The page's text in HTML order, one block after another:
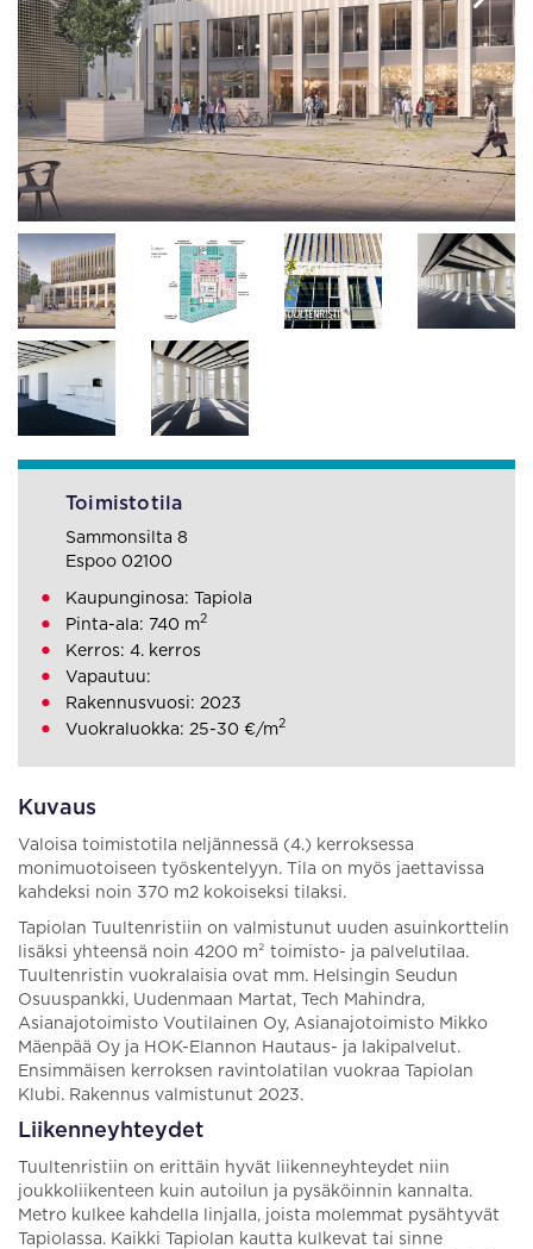
Kuvaus
Valoisa toimistotila neljännessä (4.) kerroksessa
monimuotoiseen työskentelyyn. Tila on myös jaettavissa
kahdeksi noin 370 m2 kokoiseksi tilaksi.
Tapiolan Tuultenristiin on valmistunut uuden asuinkorttelin
lisäksi yhteensä noin 4200 m² toimisto- ja palvelutilaa.
Tuultenristin vuokralaisia ovat mm. Helsingin Seudun
Osuuspankki, Uudenmaan Martat, Tech Mahindra,
Asianajotoimisto Voutilainen Oy, Asianajotoimisto Mikko
Mäenpää Oy ja HOK-Elannon Hautaus- ja lakipalvelut.
Ensimmäisen kerroksen ravintolatilan vuokraa Tapiolan
Klubi. Rakennus valmistunut 2023.
Liikenneyhteydet
Tuultenristiin on erittäin hyvät liikenneyhteydet niin
joukkoliikenteen kuin autoilun ja pysäköinnin kannalta.
Metro kulkee kahdella linjalla, joista molemmat pysähtyvät
Tapiolassa. Kaikki Tapiolan kautta kulkevat tai sinne
Toimistotila
Sammonsilta 8
Espoo 02100
Kaupunginosa: Tapiola
Pinta-ala: 740 m2
Kerros: 4. kerros
Vapautuu:
Rakennusvuosi: 2023
Vuokraluokka: 25-30 €/m2